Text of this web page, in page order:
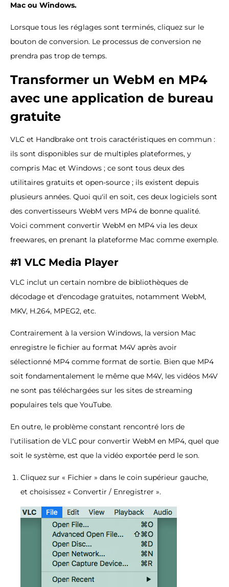
Mac ou Windows.
Lorsque tous les réglages sont terminés, cliquez sur le
bouton de conversion. Le processus de conversion ne
prendra pas trop de temps.
Transformer un WebM en MP4
avec une application de bureau
gratuite
VLC et Handbrake ont trois caractéristiques en commun :
ils sont disponibles sur de multiples plateformes, y
compris Mac et Windows ; ce sont tous deux des
utilitaires gratuits et open-source ; ils existent depuis
plusieurs années. Quoi qu'il en soit, ces deux logiciels sont
des convertisseurs WebM vers MP4 de bonne qualité.
Voici comment convertir WebM en MP4 via les deux
freewares, en prenant la plateforme Mac comme exemple.
#1 VLC Media Player
VLC inclut un certain nombre de bibliothèques de
décodage et d'encodage gratuites, notamment WebM,
MKV, H.264, MPEG2, etc.
Contrairement à la version Windows, la version Mac
enregistre le fichier au format M4V après avoir
sélectionné MP4 comme format de sortie. Bien que MP4
soit fondamentalement le même que M4V, les vidéos M4V
ne sont pas téléchargées sur les sites de streaming
populaires tels que YouTube.
En outre, le problème constant rencontré lors de
l'utilisation de VLC pour convertir WebM en MP4, quel que
soit le système, est que la vidéo exportée perd le son.
Cliquez sur « Fichier » dans le coin supérieur gauche,
et choisissez « Convertir / Enregistrer ».